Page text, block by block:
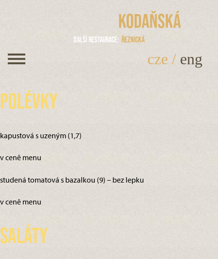
Kodaňská
Další restaurace Řeznická
cze / eng
Polévky
kapustová s uzeným (1,7)
v ceně menu
studená tomatová s bazalkou (9) – bez lepku
v ceně menu
Saláty